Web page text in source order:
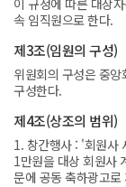
이 규정에 따른 대상
속 임직원으로 한다.
제3조(임원의 구성)
위원회의 구성은 중
구성한다.
제4조(상조의 범위)
1. 창간행사 : '회원사
1만원을 대상 회원사
문에 공동 축하광고로